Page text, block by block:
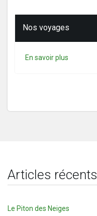
Nos voyages
En savoir plus
Articles récents
Le Piton des Neiges